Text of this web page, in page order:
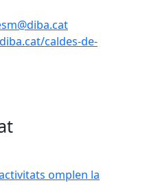
caldes-de-
omplen la